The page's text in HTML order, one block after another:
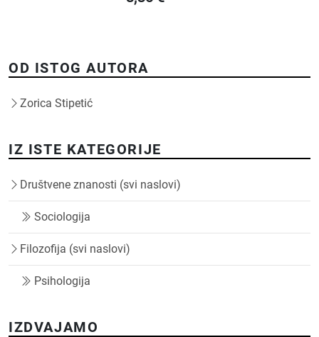
OD ISTOG AUTORA
Zorica Stipetić
IZ ISTE KATEGORIJE
Društvene znanosti (svi naslovi)
Sociologija
Filozofija (svi naslovi)
Psihologija
IZDVAJAMO